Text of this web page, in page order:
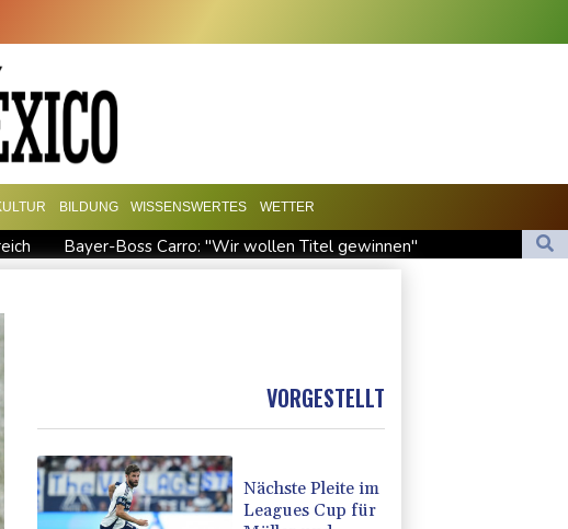
BILDUNG WISSENSWERTES WETTER
Bayer-Boss Carro: "Wir wollen Titel gewinnen"
Kampf gegen Drogengewalt an
"nationaler Schande"
VORGESTELLT
Nächste Pleite im
Leagues Cup für